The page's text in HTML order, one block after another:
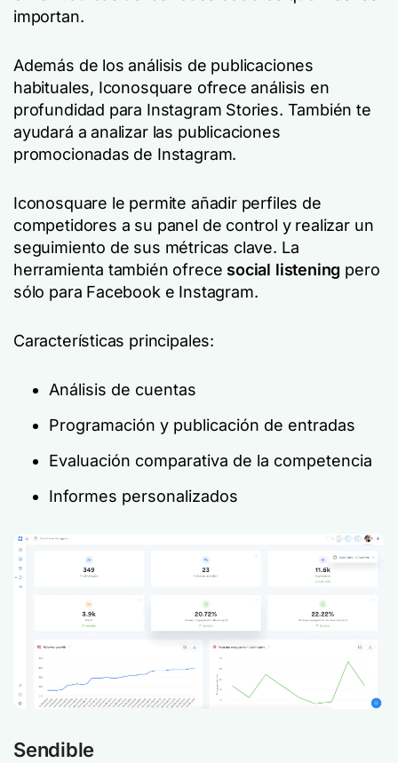
importan.
Además de los análisis de publicaciones
habituales, Iconosquare ofrece análisis en
profundidad para Instagram Stories. También te
ayudará a analizar las publicaciones
promocionadas de Instagram.
Iconosquare le permite añadir perfiles de
competidores a su panel de control y realizar un
seguimiento de sus métricas clave. La
herramienta también ofrece social listening pero
sólo para Facebook e Instagram.
Características principales:
Análisis de cuentas
Programación y publicación de entradas
Evaluación comparativa de la competencia
Informes personalizados
Sendible